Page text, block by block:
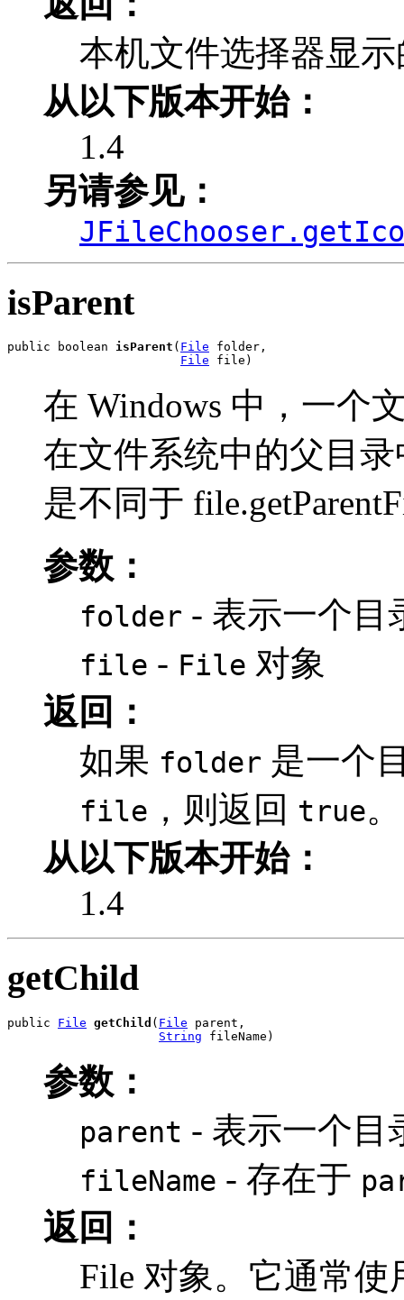
本机文件选择器显
从以下版本开始：
1.4
另请参见：
isParent
public boolean isParent ( File folder,
File file)
在 Windows 中，一个
在文件系统中的父目
是不同于
参数：
folder - 表示一个
file - File 对象
返回：
如果 folder 是一个
file ，则返回 true。
从以下版本开始：
1.4
getChild
public File getChild ( File parent,
String fileName)
参数：
parent - 表示一个
fileName - 存在于
返回：
File 对象。它通常